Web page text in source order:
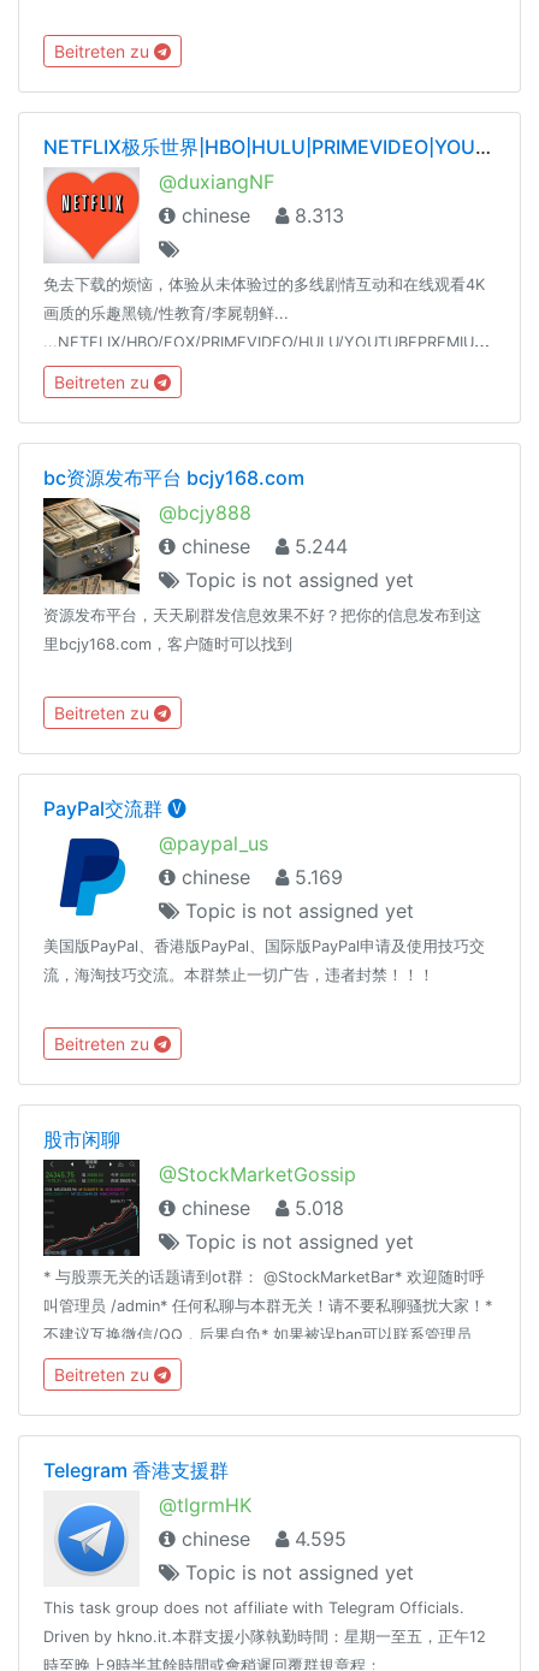
Beitreten zu
NETFLIX极乐世界|HBO|HULU|PRIMEVIDEO|YOUTUBE|SPOTIFY|TIDAL|QOBUZ——唯一官网dxnf.xyz
@duxiangNF
chinese
8.313
免去下载的烦恼，体验从未体验过的多线剧情互动和在线观看4K
画质的乐趣黑镜/性教育/李屍朝鲜...
...NETFLIX/HBO/FOX/PRIMEVIDEO/HULU/YOUTUBEPREMIUM/SPOTIFY/18+
Beitreten zu
bc资源发布平台 bcjy168.com
@bcjy888
chinese
5.244
Topic is not assigned yet
资源发布平台，天天刷群发信息效果不好？把你的信息发布到这
里bcjy168.com，客户随时可以找到
Beitreten zu
PayPal交流群 🅥
@paypal_us
chinese
5.169
Topic is not assigned yet
美国版PayPal、香港版PayPal、国际版PayPal申请及使用技巧交
流，海淘技巧交流。本群禁止一切广告，违者封禁！！！
Beitreten zu
股市闲聊
@StockMarketGossip
chinese
5.018
Topic is not assigned yet
* 与股票无关的话题请到ot群： @StockMarketBar* 欢迎随时呼
叫管理员 /admin* 任何私聊与本群无关！请不要私聊骚扰大家！*
不建议互换微信/QQ，后果自负* 如果被误ban可以联系管理员
@fTVaS79 。* 有意做管理的 @fTVaS79 关键字： 股票 美股 A
股 ETF 理财 经济 基金 股市 金融 财经 港股 闲聊 吹水 聊天
Beitreten zu
Telegram 香港支援群
@tlgrmHK
chinese
4.595
Topic is not assigned yet
This task group does not affiliate with Telegram Officials.
Driven by hkno.it.本群支援小隊執勤時間：星期一至五，正午12
時至晚上9時半其餘時間或會稍遲回覆群規章程：